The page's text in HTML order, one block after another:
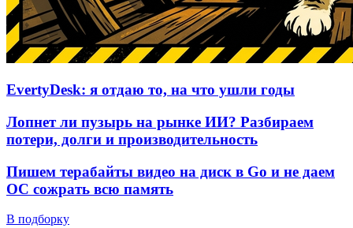
EvertyDesk: я отдаю то, на что ушли годы
Лопнет ли пузырь на рынке ИИ? Разбираем
потери, долги и производительность
Пишем терабайты видео на диск в Go и не даем
ОС сожрать всю память
В подборку